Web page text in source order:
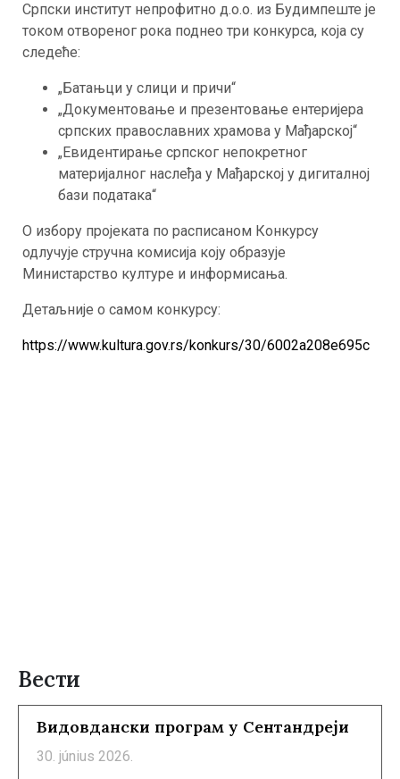
Српски институт непрофитно д.о.о. из Будимпеште је
током отвореног рока поднео три конкурса, која су
следеће:
„Батањци у слици и причи“
„Документовање и презентовање ентеријера
српских православних храмова у Мађарској“
„Евидентирање српског непокретног
материјалног наслеђа у Мађарској у дигиталној
бази података“
О избору пројеката по расписаном Конкурсу
одлучује стручна комисија коју образује
Министарство културе и информисања.
Детаљније о самом конкурсу:
https://www.kultura.gov.rs/konkurs/30/6002a208e695c
Вести
Видовдански програм у Сентандреји
30. június 2026.